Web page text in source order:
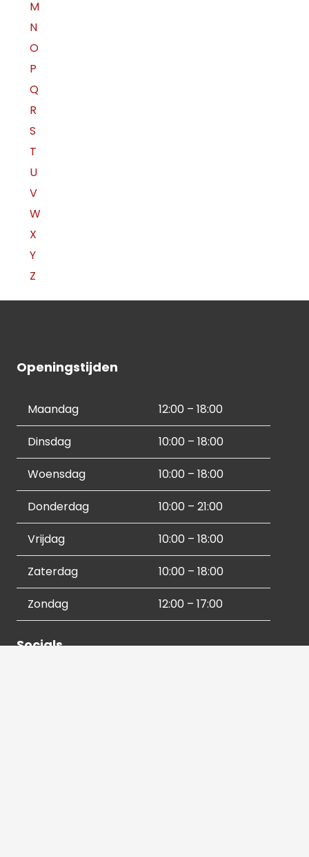
M
N
O
P
Q
R
S
T
U
V
W
X
Y
Z
Openingstijden
Maandag 12:00 – 18:00
Dinsdag 10:00 – 18:00
Woensdag 10:00 – 18:00
Donderdag 10:00 – 21:00
Vrijdag 10:00 – 18:00
Zaterdag 10:00 – 18:00
Zondag 12:00 – 17:00
Socials